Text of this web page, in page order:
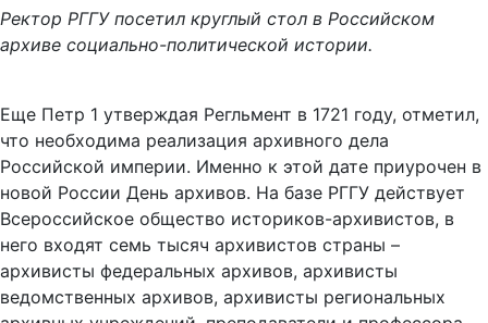
Ректор РГГУ посетил круглый стол в Российском
архиве социально-политической истории.
Еще Петр 1 утверждая Регльмент в 1721 году, отметил,
что необходима реализация архивного дела
Российской империи. Именно к этой дате приурочен в
новой России День архивов. На базе РГГУ действует
Всероссийское общество историков-архивистов, в
него входят семь тысяч архивистов страны –
архивисты федеральных архивов, архивисты
ведомственных архивов, архивисты региональных